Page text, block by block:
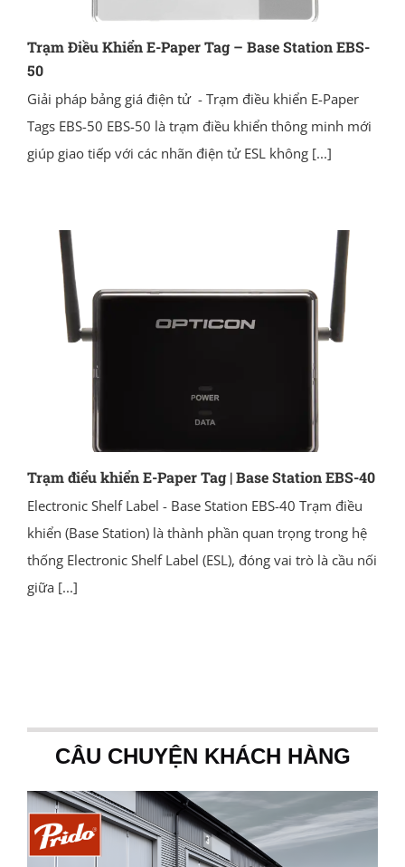
Trạm Điều Khiển E-Paper Tag – Base Station EBS-
50
Giải pháp bảng giá điện tử - Trạm điều khiển E-Paper
Tags EBS-50 EBS-50 là trạm điều khiển thông minh mới
giúp giao tiếp với các nhãn điện tử ESL không[...]
Trạm điểu khiển E-Paper Tag | Base Station EBS-40
Electronic Shelf Label - Base Station EBS-40 Trạm điều
khiển (Base Station) là thành phần quan trọng trong hệ
thống Electronic Shelf Label (ESL), đóng vai trò là cầu nối
giữa [...]
CÂU CHUYỆN KHÁCH HÀNG